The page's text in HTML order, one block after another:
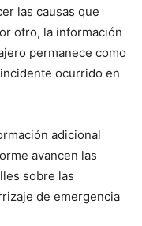
las causas que
otro, la información
permanece como
ocurrido en
adicional
avancen las
sobre las
de emergencia